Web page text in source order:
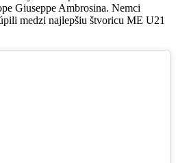
Giuseppe Ambrosina. Nemci
medzi najlepšiu štvoricu ME U21